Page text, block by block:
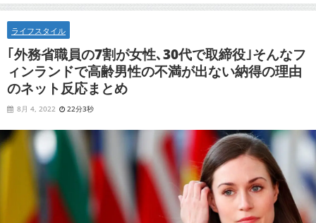
ンランドで高齢男性の不満が出ない納得の理由のネット反応まとめ
ライフスタイル
｢外務省職員の7割が女性､30代で取締役｣そんなフ
ィンランドで高齢男性の不満が出ない納得の理由
のネット反応まとめ
8月 4, 2022 22分3秒